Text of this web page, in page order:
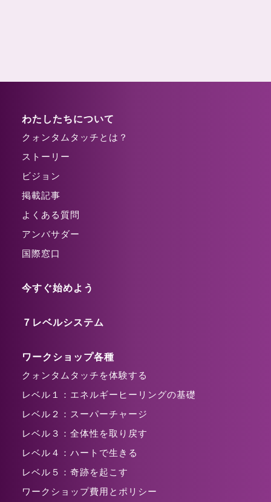
わたしたちについて
クォンタムタッチとは？
ストーリー
ビジョン
掲載記事
よくある質問
アンバサダー
国際窓口
今すぐ始めよう
７レベルシステム
ワークショップ各種
クォンタムタッチを体験する
レベル１：エネルギーヒーリングの基礎
レベル２：スーパーチャージ
レベル３：全体性を取り戻す
レベル４：ハートで生きる
レベル５：奇跡を起こす
ワークショップ費用とポリシー